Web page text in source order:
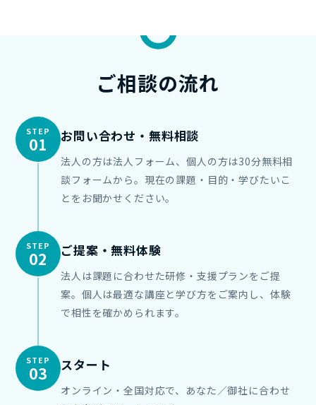
ご相談の流れ
STEP
01 お問い合わせ・無料相談
法人の方は法人フォーム、個人の方は30分無料相
談フォームから。現在の課題・目的・学びたいこ
とをお聞かせください。
STEP
02 ご提案・無料体験
法人は課題に合わせた研修・支援プランをご提
案。個人は最適な講座と学び方をご案内し、体験
で相性を確かめられます。
STEP
03 スタート
オンライン・全国対応で、あなた／御社に合わせ